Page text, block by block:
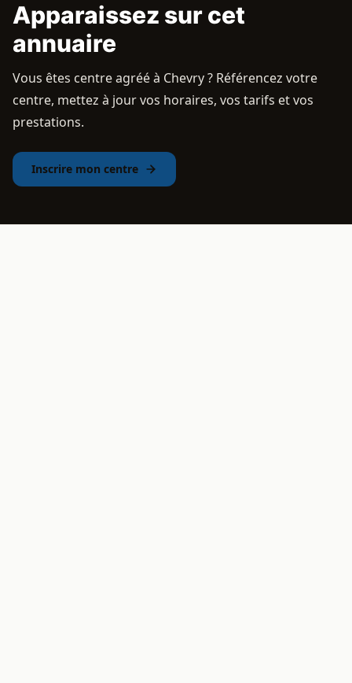
Apparaissez sur cet
annuaire
Vous êtes centre agréé à Chevry ? Référencez votre
centre, mettez à jour vos horaires, vos tarifs et vos
prestations.
Inscrire mon centre